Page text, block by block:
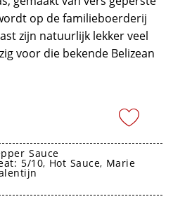
op de familieboerderij
zijn natuurlijk lekker veel
voor die bekende Belizean
Sauce
5/10, Hot Sauce, Marie